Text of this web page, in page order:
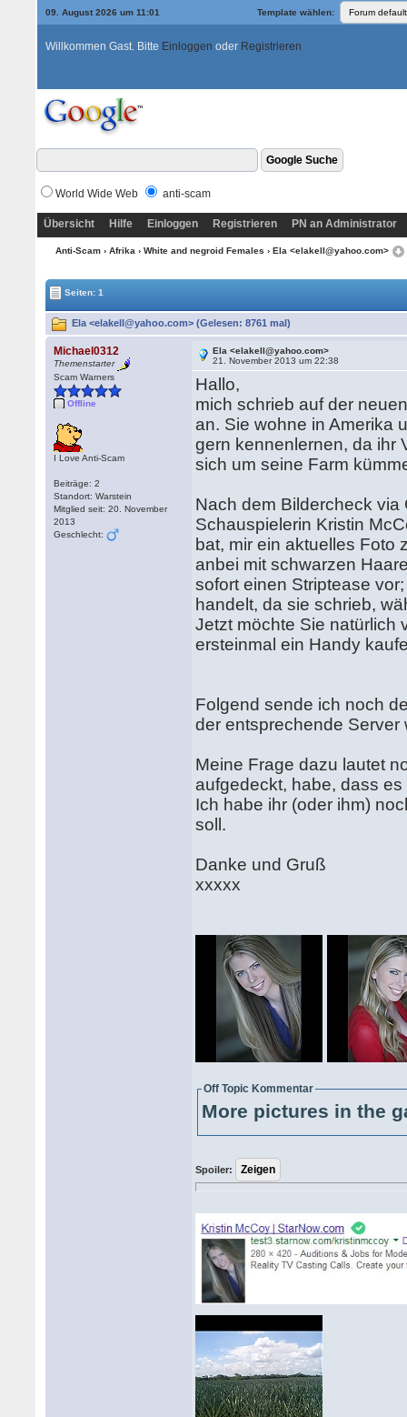
09. August 2026 um 11:01 Template wählen:
Willkommen Gast. Bitte Einloggen oder Registrieren
World Wide Web anti-scam
Übersicht Hilfe Einloggen Registrieren PN an Administrator
Anti-Scam› Afrika › White and negroid Females › Ela <elakell@yahoo.com>
Seiten: 1
Ela <elakell@yahoo.com> (Gelesen: 8761 mal)
Michael0312
Themenstarter
Scam Warners
Offline
I Love Anti-Scam
Beiträge: 2
Standort: Warstein
Mitglied seit: 20. November
2013
Geschlecht:
Ela <elakell@yahoo.com>
21. November 2013 um 22:38
Hallo,
mich schrieb auf der
an. Sie wohne in Amerika
gern kennenlernen, da ihr
sich um seine Farm
Nach dem Bildercheck
Schauspielerin Kristin
bat, mir ein aktuelles Foto
anbei mit schwarzen
sofort einen Striptease
handelt, da sie schrieb,
Jetzt möchte Sie natürlich
ersteinmal ein Handy
Folgend sende ich noch
der entsprechende
Meine Frage dazu lautet
aufgedeckt, habe, dass
Ich habe ihr (oder ihm)
soll.
Danke und Gruß
xxxxx
Off Topic Kommentar
More pictures in the
Spoiler: